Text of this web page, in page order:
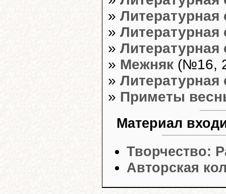
» Литературная
» Литературная
» Литературная
» Межняк (№16,
» Литературная
» Приметы
Материал
Творчество:
Авторская